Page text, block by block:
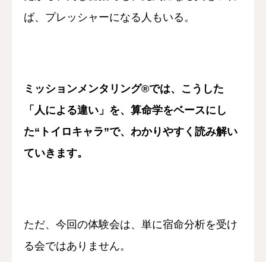
ば、 プレッシャーになる人もいる。
ミッションメンタリング®では、 こうした
「人による違い」を、 算命学をベースにし
た“トイロキャラ”で、 わかりやすく読み解い
ていきます。
ただ、今回の体験会は、 単に宿命分析を受け
る会ではありません。